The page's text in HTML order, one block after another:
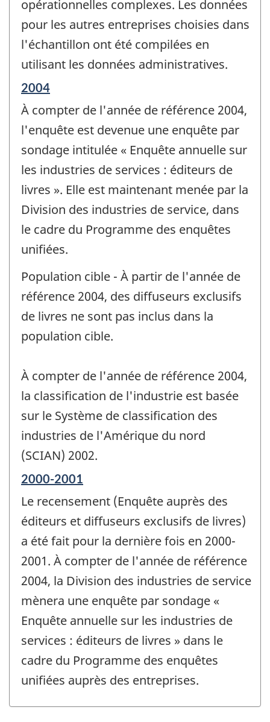
opérationnelles complexes. Les données
pour les autres entreprises choisies dans
l'échantillon ont été compilées en
utilisant les données administratives.
Période
de
référence
de
changement
-
2004
À compter de l'année de référence 2004,
l'enquête est devenue une enquête par
sondage intitulée « Enquête annuelle sur
les industries de services : éditeurs de
livres ». Elle est maintenant menée par la
Division des industries de service, dans
le cadre du Programme des enquêtes
unifiées.
Population cible - À partir de l'année de
référence 2004, des diffuseurs exclusifs
de livres ne sont pas inclus dans la
population cible.
À compter de l'année de référence 2004,
la classification de l'industrie est basée
sur le Système de classification des
industries de l'Amérique du nord
(SCIAN) 2002.
Période
référence
de
-
2000-2001
Le recensement (Enquête auprès des
éditeurs et diffuseurs exclusifs de livres)
a été fait pour la dernière fois en 2000-
2001. À compter de l'année de référence
2004, la Division des industries de service
mènera une enquête par sondage «
Enquête annuelle sur les industries de
services : éditeurs de livres » dans le
cadre du Programme des enquêtes
unifiées auprès des entreprises.